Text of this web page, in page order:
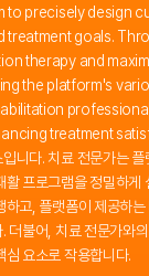
precisely design
goals.
therapy and
the platform's
treatment
니다. 치료 전문가는
프로그램을 정밀하
고, 플랫폼이 제공하
불어, 치료 전문가와
요소로 작용합니다.